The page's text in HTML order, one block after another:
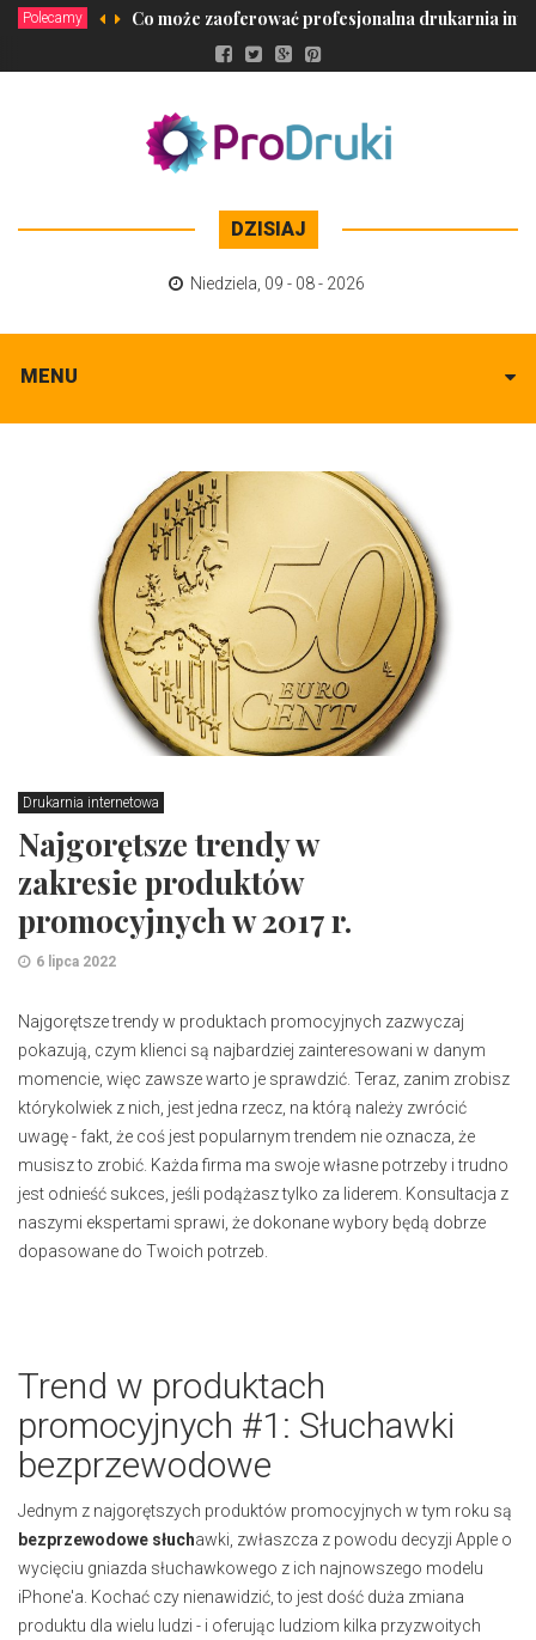
Polecamy Co może zaoferować profesjonalna drukarnia
DZISIAJ
Niedziela 09 - 08 - 2026
MENU
Drukarnia internetowa
Najgorętsze trendy w
zakresie produktów
promocyjnych w 2017 r.
6 lipca 2022
Najgorętsze trendy w produktach promocyjnych zazwyczaj
pokazują, czym klienci są najbardziej zainteresowani w danym
momencie, więc zawsze warto je sprawdzić. Teraz, zanim zrobisz
którykolwiek z nich, jest jedna rzecz, na którą należy zwrócić
uwagę - fakt, że coś jest popularnym trendem nie oznacza, że
musisz to zrobić. Każda firma ma swoje własne potrzeby i trudno
jest odnieść sukces, jeśli podążasz tylko za liderem. Konsultacja z
naszymi ekspertami sprawi, że dokonane wybory będą dobrze
dopasowane do Twoich potrzeb.
Trend w produktach
promocyjnych #1: Słuchawki
bezprzewodowe
Jednym z najgorętszych produktów promocyjnych w tym roku są
bezprzewodowe słuchawki, zwłaszcza z powodu decyzji Apple o
wycięciu gniazda słuchawkowego z ich najnowszego modelu
iPhone'a. Kochać czy nienawidzić, to jest dość duża zmiana
produktu dla wielu ludzi - i oferując ludziom kilka przyzwoitych